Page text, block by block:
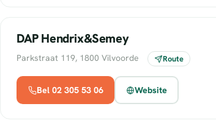
DAP Hendrix&Semey
Parkstraat 119, 1800 Vilvoorde Route
Bel 02 305 53 06 Website